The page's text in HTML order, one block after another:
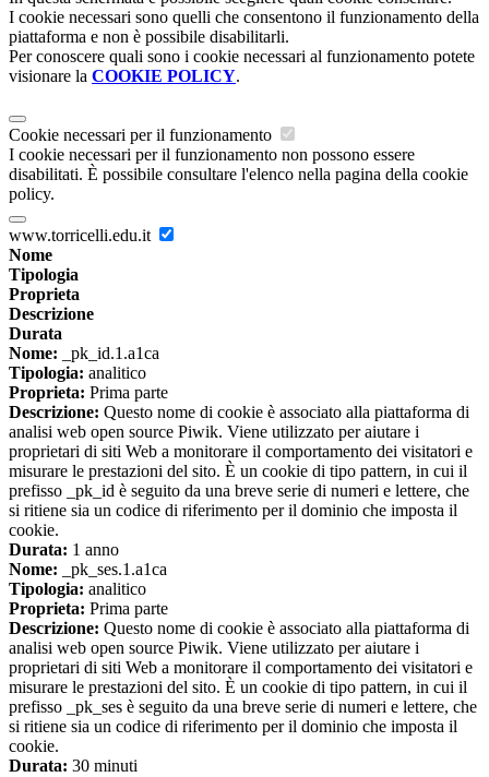
I cookie necessari sono quelli che consentono il funzionamento della
piattaforma e non è possibile disabilitarli.
Per conoscere quali sono i cookie necessari al funzionamento potete
visionare la COOKIE POLICY.
Cookie necessari per il funzionamento
I cookie necessari per il funzionamento non possono essere
disabilitati. È possibile consultare l'elenco nella pagina della cookie
policy.
www.torricelli.edu.it
Nome
Tipologia
Proprieta
Descrizione
Durata
Nome: _pk_id.1.a1ca
Tipologia: analitico
Proprieta: Prima parte
Descrizione: Questo nome di cookie è associato alla piattaforma di
analisi web open source Piwik. Viene utilizzato per aiutare i
proprietari di siti Web a monitorare il comportamento dei visitatori e
misurare le prestazioni del sito. È un cookie di tipo pattern, in cui il
prefisso _pk_id è seguito da una breve serie di numeri e lettere, che
si ritiene sia un codice di riferimento per il dominio che imposta il
cookie.
Durata: 1 anno
Nome: _pk_ses.1.a1ca
Tipologia: analitico
Proprieta: Prima parte
Descrizione: Questo nome di cookie è associato alla piattaforma di
analisi web open source Piwik. Viene utilizzato per aiutare i
proprietari di siti Web a monitorare il comportamento dei visitatori e
misurare le prestazioni del sito. È un cookie di tipo pattern, in cui il
prefisso _pk_ses è seguito da una breve serie di numeri e lettere, che
si ritiene sia un codice di riferimento per il dominio che imposta il
cookie.
Durata: 30 minuti